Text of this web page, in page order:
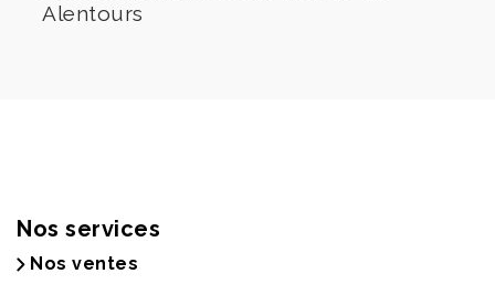
Alentours
Nos services
Nos ventes